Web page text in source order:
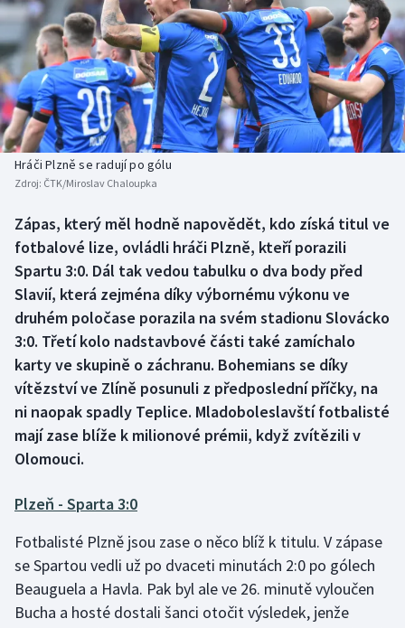
Baseball a softbal
Basketbal
Biatlon
Boby a skeleton
Box
Curling
Dostihy
Florbal
Futsal
Golf
Gymnastika
Házená
Jezdectví
Krasobruslení
Soutěže
Historické návraty
Aplikace ČT sport
AZ kvíz
Hráči Plzně se radují po gólu
Zdroj: ČTK/Miroslav Chaloupka
Zápas, který měl hodně napovědět, kdo získá titul ve
fotbalové lize, ovládli hráči Plzně, kteří porazili
Spartu 3:0. Dál tak vedou tabulku o dva body před
Slavií, která zejména díky výbornému výkonu ve
druhém poločase porazila na svém stadionu Slovácko
3:0. Třetí kolo nadstavbové části také zamíchalo
karty ve skupině o záchranu. Bohemians se díky
vítězství ve Zlíně posunuli z předposlední příčky, na
ni naopak spadly Teplice. Mladoboleslavští fotbalisté
mají zase blíže k milionové prémii, když zvítězili v
Olomouci.
Plzeň - Sparta 3:0
Fotbalisté Plzně jsou zase o něco blíž k titulu. V zápase
se Spartou vedli už po dvaceti minutách 2:0 po gólech
Beauguela a Havla. Pak byl ale ve 26. minutě vyloučen
Bucha a hosté dostali šanci otočit výsledek, jenže